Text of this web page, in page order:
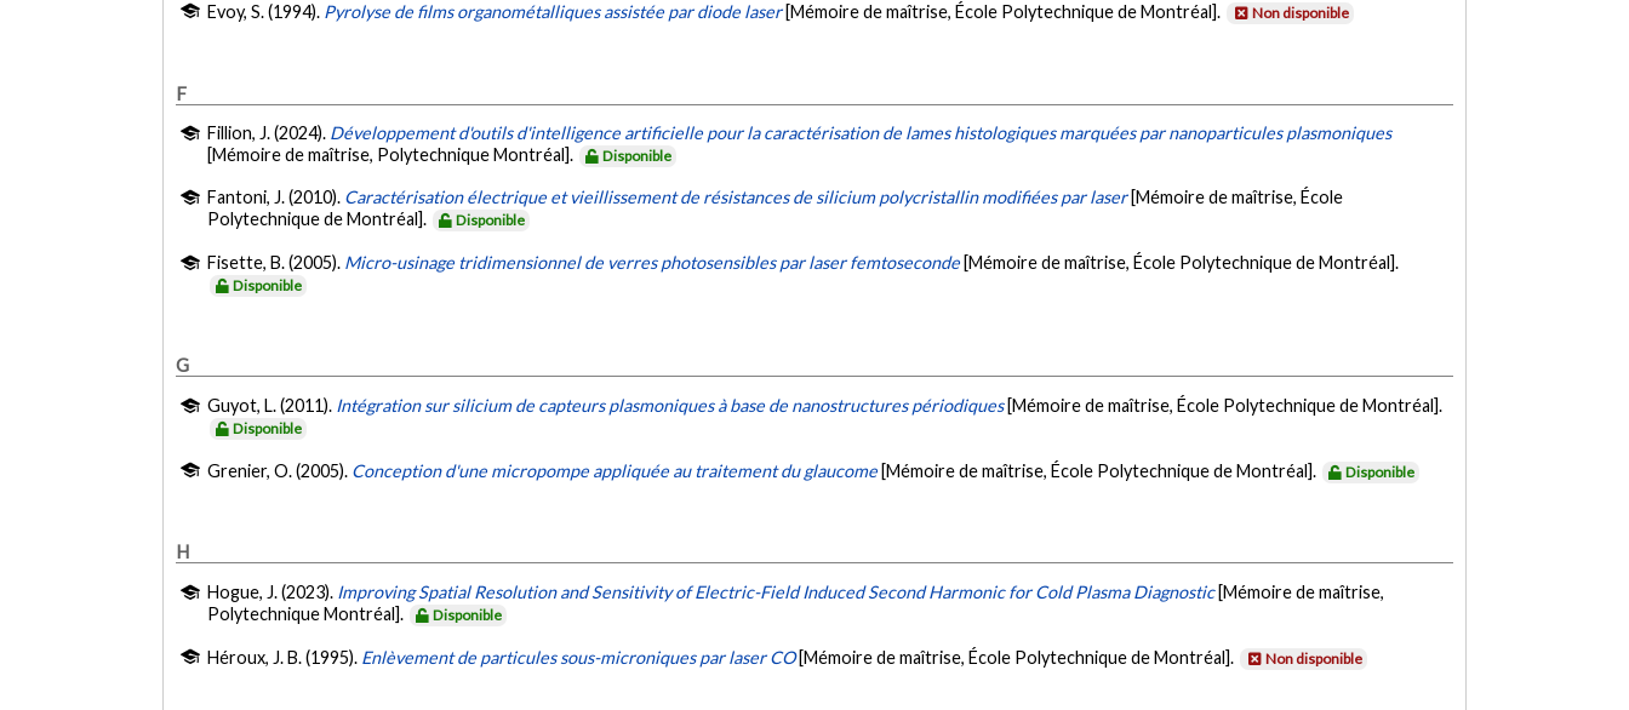
Evoy, S. (1994). Pyrolyse de films organométalliques assistée par diode laser [Mémoire de maîtrise, École Polytechnique de Montréal]. Non disponible
F
Fillion, J. (2024). Développement d'outils d'intelligence artificielle pour la caractérisation de lames histologiques marquées par nanoparticules plasmoniques
[Mémoire de maîtrise, Polytechnique Montréal].
Disponible
Fantoni, J. (2010). Caractérisation électrique et vieillissement de résistances de silicium polycristallin modifiées par laser [Mémoire de maîtrise, École
Polytechnique de Montréal].
Disponible
Fisette, B. (2005). Micro-usinage tridimensionnel de verres photosensibles par laser femtoseconde [Mémoire de maîtrise, École Polytechnique de Montréal].
Disponible
G
Guyot, L. (2011). Intégration sur silicium de capteurs plasmoniques à base de nanostructures périodiques [Mémoire de maîtrise, École Polytechnique de Montréal].
Disponible
Grenier, O. (2005). Conception d'une micropompe appliquée au traitement du glaucome [Mémoire de maîtrise, École Polytechnique de Montréal]. Disponible
H
Hogue, J. (2023). Improving Spatial Resolution and Sensitivity of Electric-Field Induced Second Harmonic for Cold Plasma Diagnostic [Mémoire de maîtrise,
Polytechnique Montréal].
Disponible
Héroux, J. B. (1995). Enlèvement de particules sous-microniques par laser CO [Mémoire de maîtrise, École Polytechnique de Montréal]. Non disponible